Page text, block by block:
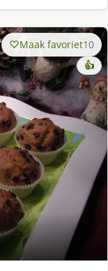
Maak favoriet10
👍